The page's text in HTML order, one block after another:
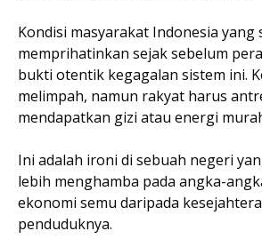
Kondisi masyarakat Indonesia yang
memprihatinkan sejak sebelum
bukti otentik kegagalan sistem ini.
melimpah, namun rakyat harus
mendapatkan gizi atau energi
Ini adalah ironi di sebuah negeri
lebih menghamba pada angka-
ekonomi semu daripada
penduduknya.